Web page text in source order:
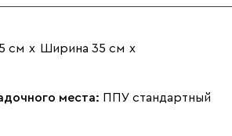
см х Ширина 35 см х
места: ППУ стандартный